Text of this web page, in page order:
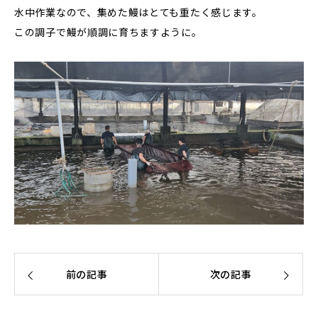
水中作業なので、集めた鰻はとても重たく感じます。
この調子で鰻が順調に育ちますように。
前の記事 次の記事